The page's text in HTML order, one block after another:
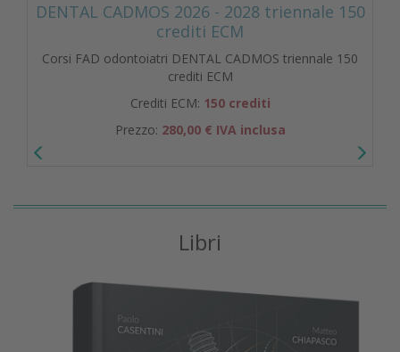
DENTAL CADMOS 2026 - 2028 triennale 150
crediti ECM
Corsi FAD odontoiatri DENTAL CADMOS triennale 150
crediti ECM
Crediti ECM: 150 crediti
Prezzo: 280,00 € IVA inclusa
Libri